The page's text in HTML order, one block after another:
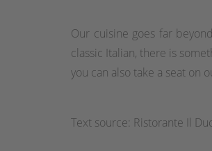
Our cuisine goes far
classic Italian, there is
you can also take a seat on
Text source: Ristorante Il